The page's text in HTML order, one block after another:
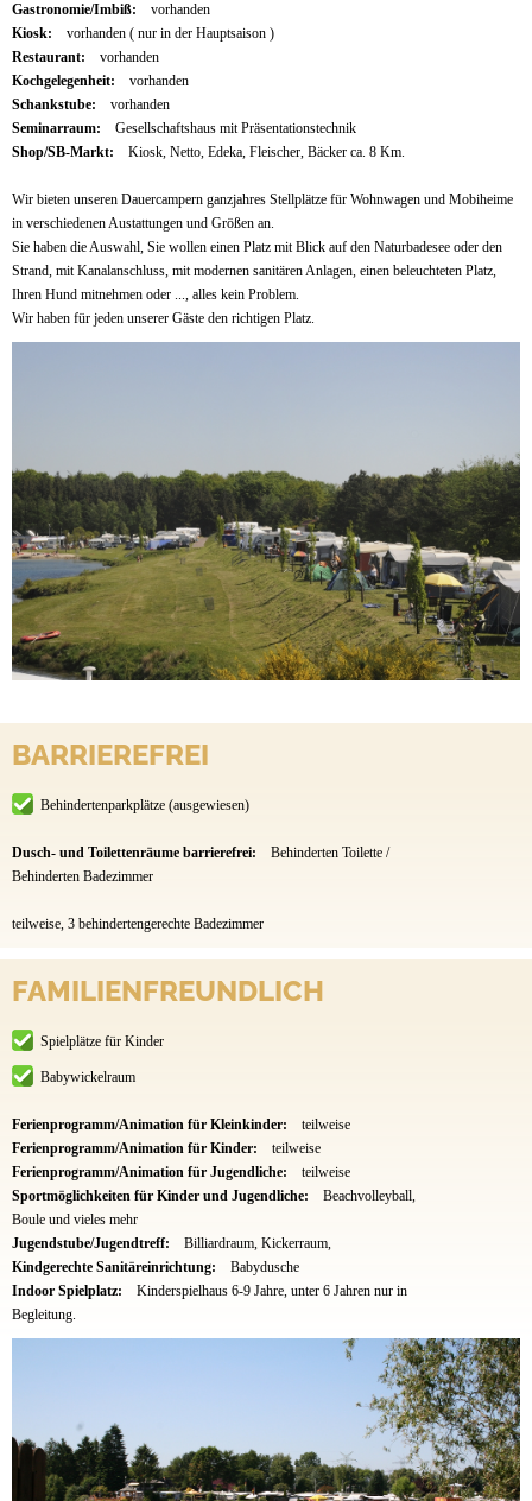
Gastronomie/Imbiß:
vorhanden
Kiosk:
vorhanden ( nur in der Hauptsaison )
Restaurant:
vorhanden
Kochgelegenheit:
vorhanden
Schankstube:
vorhanden
Seminarraum:
Gesellschaftshaus mit Präsentationstechnik
Shop/SB-Markt:
Kiosk, Netto, Edeka, Fleischer, Bäcker ca. 8 Km.
Wir bieten unseren Dauercampern ganzjahres Stellplätze für Wohnwagen und Mobiheime
in verschiedenen Austattungen und Größen an.
Sie haben die Auswahl, Sie wollen einen Platz mit Blick auf den Naturbadesee oder den
Strand, mit Kanalanschluss, mit modernen sanitären Anlagen, einen beleuchteten Platz,
Ihren Hund mitnehmen oder ..., alles kein Problem.
Wir haben für jeden unserer Gäste den richtigen Platz.
BARRIEREFREI
Behindertenparkplätze (ausgewiesen)
Dusch- und Toilettenräume barrierefrei:
Behinderten Toilette /
Behinderten Badezimmer
teilweise, 3 behindertengerechte Badezimmer
FAMILIENFREUNDLICH
Spielplätze für Kinder
Babywickelraum
Ferienprogramm/Animation für Kleinkinder:
teilweise
Ferienprogramm/Animation für Kinder:
teilweise
Ferienprogramm/Animation für Jugendliche:
teilweise
Sportmöglichkeiten für Kinder und Jugendliche:
Beachvolleyball,
Boule und vieles mehr
Jugendstube/Jugendtreff:
Billiardraum, Kickerraum,
Kindgerechte Sanitäreinrichtung:
Babydusche
Indoor Spielplatz:
Kinderspielhaus 6-9 Jahre, unter 6 Jahren nur in
Begleitung.